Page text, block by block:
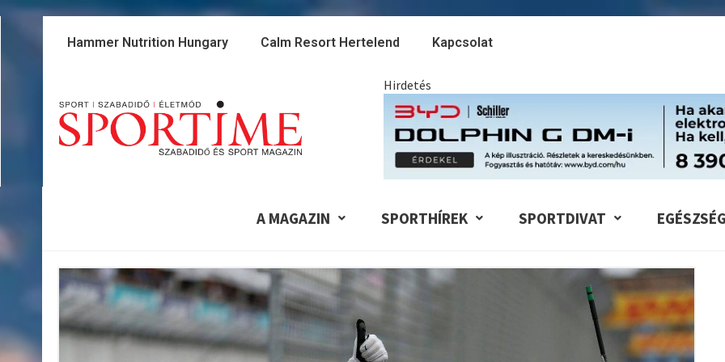
Skip
Hammer Nutrition Hungary Calm Resort Hertelend Kapcsolat
Hirdetés
A MAGAZIN SPORTHÍREK SPORTDIVAT EGÉSZSÉG